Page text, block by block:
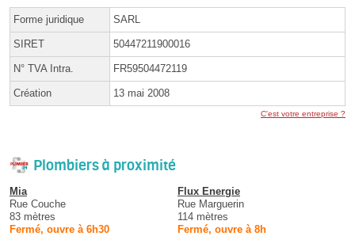
Forme juridique SARL
SIRET 50447211900016
N° TVA Intra. FR59504472119
Création 13 mai 2008
C'est votre entreprise ?
Plombiers à proximité
Mia
Rue Couche
83 mètres
Fermé, ouvre à 6h30
Flux Energie
Rue Marguerin
114 mètres
Fermé, ouvre à 8h